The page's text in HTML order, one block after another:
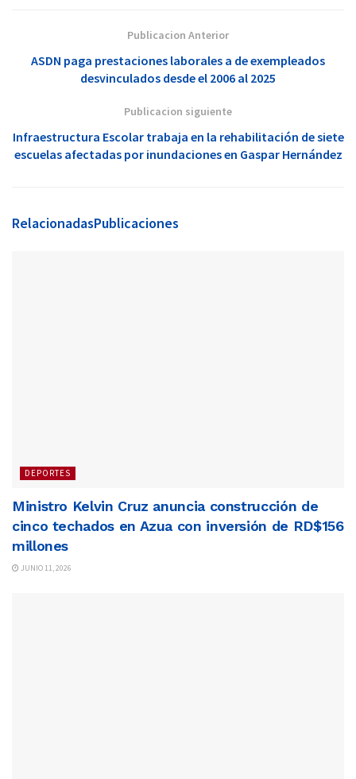
Publicacion Anterior
ASDN paga prestaciones laborales a de exempleados
desvinculados desde el 2006 al 2025
Publicacion siguiente
Infraestructura Escolar trabaja en la rehabilitación de siete
escuelas afectadas por inundaciones en Gaspar Hernández
RelacionadasPublicaciones
DEPORTES
Ministro Kelvin Cruz anuncia construcción de
cinco techados en Azua con inversión de RD$156
millones
JUNIO 11, 2026